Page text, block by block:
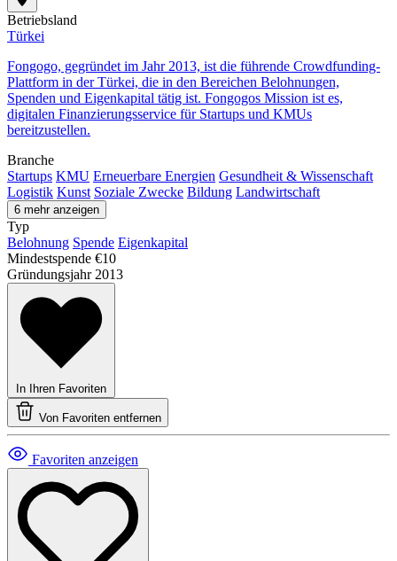
Betriebsland
Türkei
Fongogo, gegründet im Jahr 2013, ist die führende Crowdfunding-
Plattform in der Türkei, die in den Bereichen Belohnungen,
Spenden und Eigenkapital tätig ist. Fongogos Mission ist es,
digitalen Finanzierungsservice für Startups und KMUs
bereitzustellen.
Branche
Startups KMU Erneuerbare Energien Gesundheit & Wissenschaft
Logistik Kunst Soziale Zwecke Bildung Landwirtschaft
6 mehr anzeigen
Typ
Belohnung Spende Eigenkapital
Mindestspende €10
Gründungsjahr 2013
In Ihren Favoriten
Von Favoriten entfernen
Favoriten anzeigen